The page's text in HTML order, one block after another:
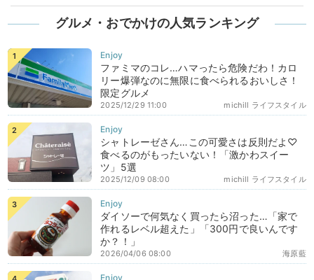
グルメ・おでかけの人気ランキング
ファミマのコレ…ハマったら危険だわ！カロ
リー爆弾なのに無限に食べられるおいしさ！
限定グルメ
michill ライフスタイル
2025/12/29 11:00
シャトレーゼさん…この可愛さは反則だよ♡
食べるのがもったいない！「激かわスイー
ツ」5選
michill ライフスタイル
2025/12/09 08:00
ダイソーで何気なく買ったら沼った…「家で
作れるレベル超えた」「300円で良いんです
か？！」
海原藍
2026/04/06 08:00